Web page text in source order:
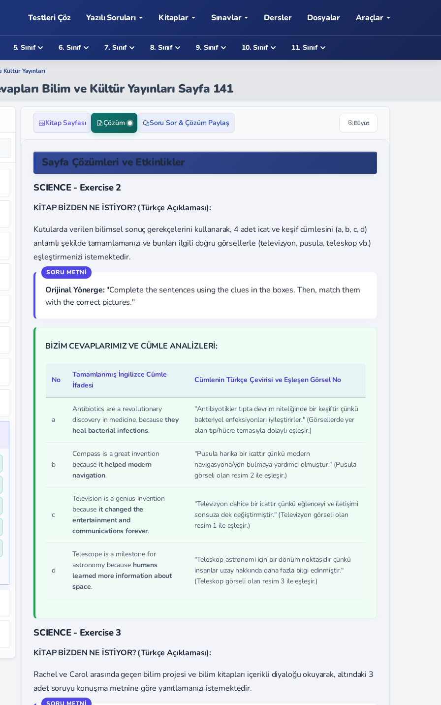
Testleri Çöz Yazılı Soruları Kitaplar Sınavlar Dersler Dosyalar Araçlar
5. Sınıf 6. Sınıf 7. Sınıf 8. Sınıf 9. Sınıf 10. Sınıf 11. Sınıf
Kültür Yayınları
Bilim ve Kültür Yayınları Sayfa 141
Kitap Sayfası Çözüm Soru Sor & Çözüm Paylaş Büyüt
Sayfa Çözümleri ve Etkinlikler
SCIENCE - Exercise 2
KİTAP BİZDEN NE İSTİYOR? (Türkçe Açıklaması):
Kutularda verilen bilimsel sonuç gerekçelerini kullanarak, 4 adet icat ve keşif cümlesini (a, b, c, d)
anlamlı şekilde tamamlamanızı ve bunları ilgili doğru görsellerle (televizyon, pusula, teleskop vb.)
eşleştirmenizi istemektedir.
Orijinal Yönerge:"Complete the sentences using the clues in the boxes. Then, match them
with the correct pictures."
BİZİM CEVAPLARIMIZ VE CÜMLE ANALİZLERİ:
No
Tamamlanmış İngilizce Cümle
İfadesi
Cümlenin Türkçe Çevirisi ve Eşleşen Görsel No
a
Antibiotics are a revolutionary
discovery in medicine, because they
heal bacterial infections.
"Antibiyotikler tıpta devrim niteliğinde bir keşiftir çünkü
bakteriyel enfeksiyonları iyileştirirler." (Görsellerde yer
alan tıp/hücre temasıyla dolaylı eşleşir.)
b
Compass is a great invention
because it helped modern
navigation.
"Pusula harika bir icattır çünkü modern
navigasyona/yön bulmaya yardımcı olmuştur." (Pusula
görseli olan resim 2 ile eşleşir.)
c
Television is a genius invention
because it changed the
entertainment and
communications forever.
"Televizyon dahice bir icattır çünkü eğlenceyi ve iletişimi
sonsuza dek değiştirmiştir." (Televizyon görseli olan
resim 1 ile eşleşir.)
d
Telescope is a milestone for
astronomy because humans
learned more information about
space.
"Teleskop astronomi için bir dönüm noktasıdır çünkü
insanlar uzay hakkında daha fazla bilgi edinmiştir."
(Teleskop görseli olan resim 3 ile eşleşir.)
SCIENCE - Exercise 3
KİTAP BİZDEN NE İSTİYOR? (Türkçe Açıklaması):
Rachel ve Carol arasında geçen bilim projesi ve bilim kitapları içerikli diyaloğu okuyarak, altındaki 3
adet soruyu konuşma metnine göre yanıtlamanızı istemektedir.